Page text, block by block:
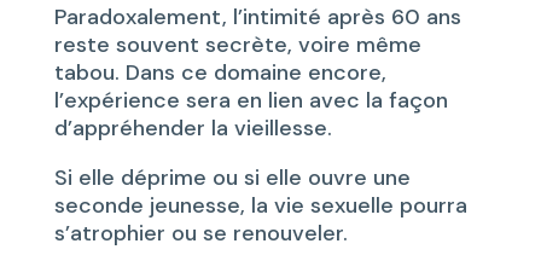
Paradoxalement, l’intimité après 60 ans
reste souvent secrète, voire même
tabou. Dans ce domaine encore,
l’expérience sera en lien avec la façon
d’appréhender la vieillesse.
Si elle déprime ou si elle ouvre une
seconde jeunesse, la vie sexuelle pourra
s’atrophier ou se renouveler.